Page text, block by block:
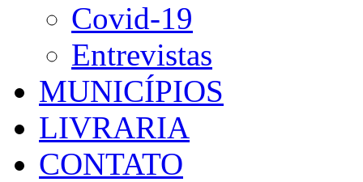
Covid-19
Entrevistas
MUNICÍPIOS
LIVRARIA
CONTATO